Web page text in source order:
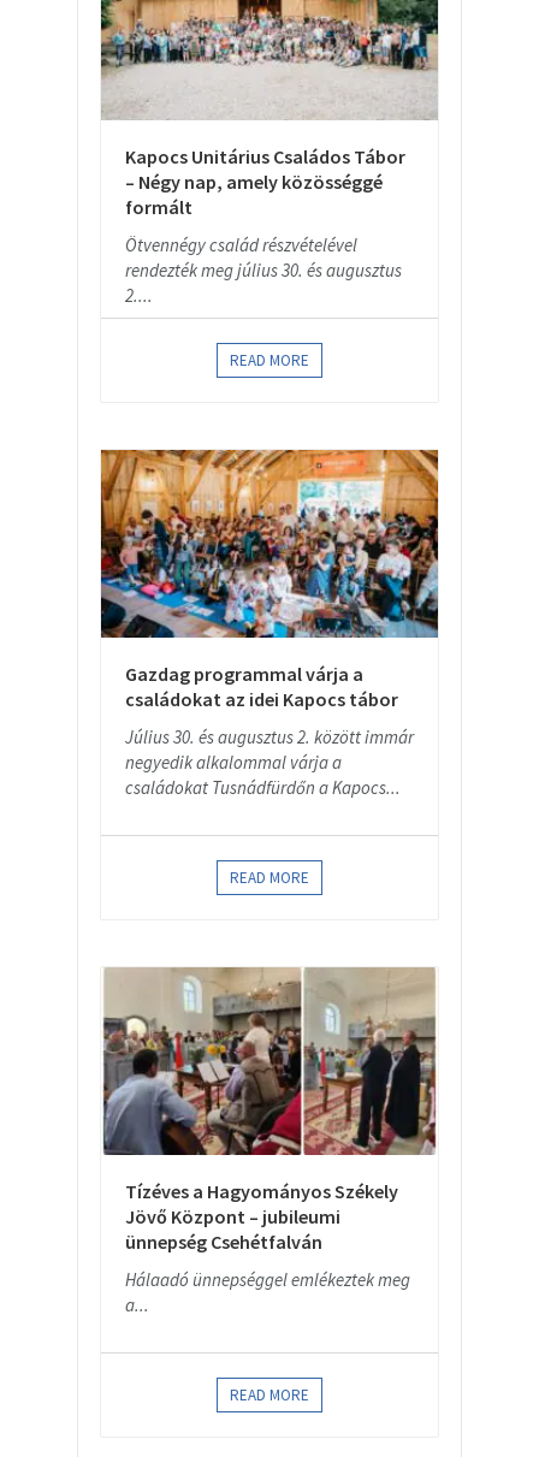
Kapocs Unitárius Családos Tábor
– Négy nap, amely közösséggé
formált
Ötvennégy család részvételével
rendezték meg július 30. és augusztus
2....
READ MORE
Gazdag programmal várja a
családokat az idei Kapocs tábor
Július 30. és augusztus 2. között immár
negyedik alkalommal várja a
családokat Tusnádfürdőn a Kapocs...
READ MORE
Tízéves a Hagyományos Székely
Jövő Központ – jubileumi
ünnepség Csehétfalván
Hálaadó ünnepséggel emlékeztek meg
a...
READ MORE